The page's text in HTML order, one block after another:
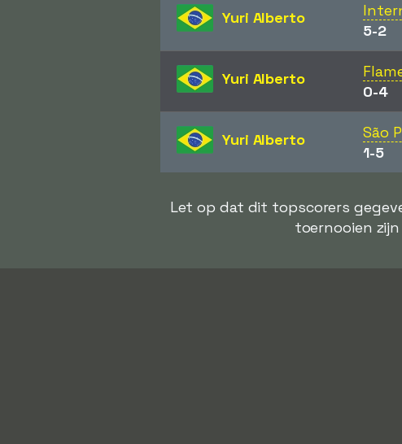
Yuri Alberto
5-2
Yuri Alberto
0-4
Yuri Alberto
São
1-5
Let op dat dit topscorers
toernooien